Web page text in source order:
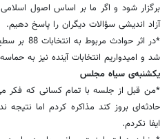
برگزار شود و اگر ما بر اساس اصول
آزاد اندیشی سؤالات دیگران را پاسخ دهیم.
*در اثر
شد و امیدواریم انتخابات آینده نیز به
یکشنبه‌ی سیاه مجلس
*من قبل از جلسه با تمام کسانی که فکر
حادثه‌ای بروز کند مذاکره کردم اما
ایفا نکردم.